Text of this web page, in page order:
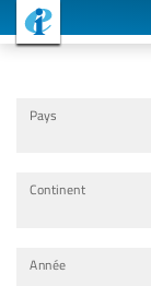
Pays
Continent
Année